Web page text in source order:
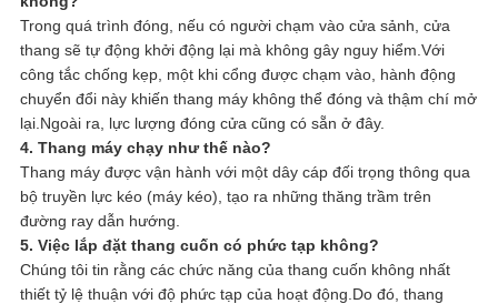
Trong quá trình đóng, nếu có người chạm vào cửa sảnh, cửa
thang sẽ tự động khởi động lại mà không gây nguy hiểm.Với
công tắc chống kẹp, một khi cổng được chạm vào, hành động
chuyển đổi này khiến thang máy không thể đóng và thậm chí mở
lại.Ngoài ra, lực lượng đóng cửa cũng có sẵn ở đây.
4. Thang máy chạy như thế nào?
Thang máy được vận hành với một dây cáp đối trọng thông qua
bộ truyền lực kéo (máy kéo), tạo ra những thăng trầm trên
đường ray dẫn hướng.
5. Việc lắp đặt thang cuốn có phức tạp không?
Chúng tôi tin rằng các chức năng của thang cuốn không nhất
thiết tỷ lệ thuận với độ phức tạp của hoạt động.Do đó, thang